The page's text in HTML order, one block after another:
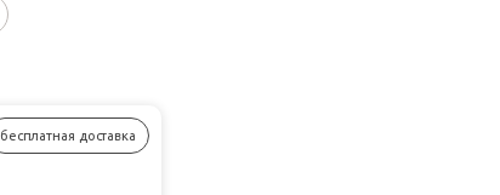
бесплатная доставка